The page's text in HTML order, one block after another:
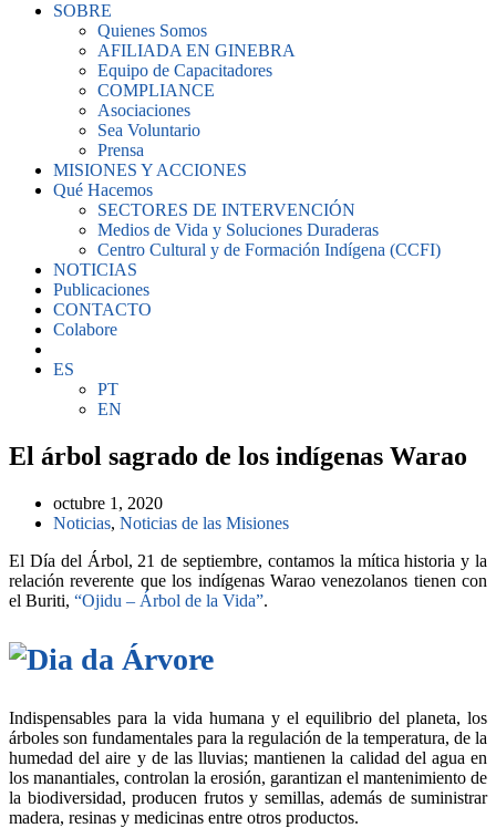
SOBRE
Quienes Somos
AFILIADA EN GINEBRA
Equipo de Capacitadores
COMPLIANCE
Asociaciones
Sea Voluntario
Prensa
MISIONES Y ACCIONES
Qué Hacemos
SECTORES DE INTERVENCIÓN
Medios de Vida y Soluciones Duraderas
Centro Cultural y de Formación Indígena (CCFI)
NOTICIAS
Publicaciones
CONTACTO
Colabore
ES
PT
EN
El árbol sagrado de los indígenas Warao
octubre 1, 2020
Noticias, Noticias de las Misiones
El Día del Árbol, 21 de septiembre, contamos la mítica historia y la
relación reverente que los indígenas Warao venezolanos tienen con
el Buriti, “Ojidu – Árbol de la Vida”.
Indispensables para la vida humana y el equilibrio del planeta, los
árboles son fundamentales para la regulación de la temperatura, de la
humedad del aire y de las lluvias; mantienen la calidad del agua en
los manantiales, controlan la erosión, garantizan el mantenimiento de
la biodiversidad, producen frutos y semillas, además de suministrar
madera, resinas y medicinas entre otros productos.